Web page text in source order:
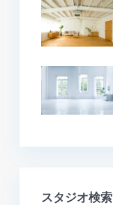
スタジオ検索